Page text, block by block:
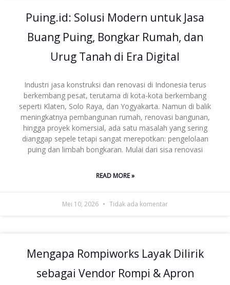
Puing.id: Solusi Modern untuk Jasa
Buang Puing, Bongkar Rumah, dan
Urug Tanah di Era Digital
Industri jasa konstruksi dan renovasi di Indonesia terus
berkembang pesat, terutama di kota-kota berkembang
seperti Klaten, Solo Raya, dan Yogyakarta. Namun di balik
meningkatnya pembangunan rumah, renovasi bangunan,
hingga proyek komersial, ada satu masalah yang sering
dianggap sepele tetapi sangat merepotkan: pengelolaan
puing dan limbah bongkaran. Mulai dari sisa renovasi
READ MORE »
Mei 10, 2026 Tidak ada komentar
Mengapa Rompiworks Layak Dilirik
sebagai Vendor Rompi & Apron